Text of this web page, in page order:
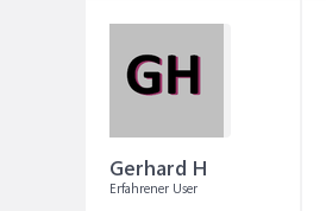
Gerhard H
Erfahrener User